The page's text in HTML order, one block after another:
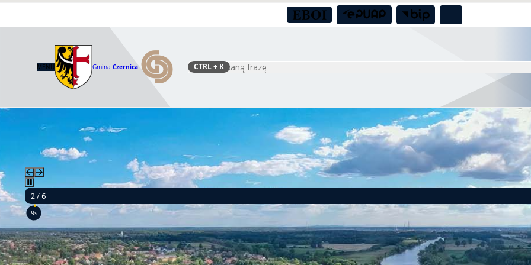
MENU Gmina Czernica Szukaj
CTRL+ K
2 / 6
7s
Ponad milion złotych dla bezpieczeństwa mieszkańców Gminy Czernica!